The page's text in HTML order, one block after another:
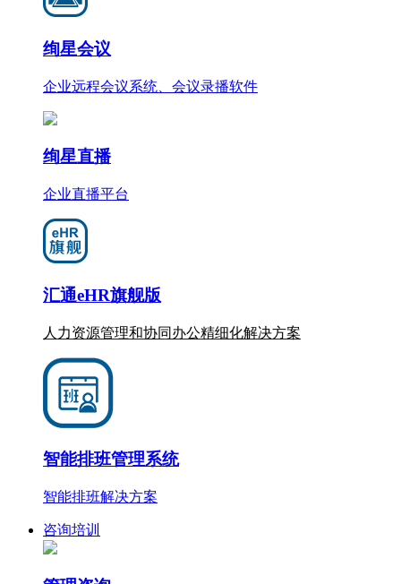
绚星会议
企业远程会议系统、会议录播软件
绚星直播
企业直播平台
汇通eHR旗舰版
人力资源管理和协同办公精细化解决方案
智能排班管理系统
智能排班解决方案
咨询培训